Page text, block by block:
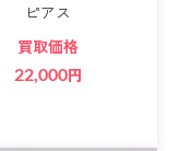
ピアス
買取価格
22,000円